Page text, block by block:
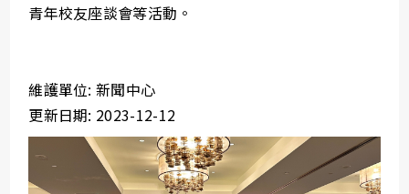
青年校友座談會等活動。
維護單位: 新聞中心
更新日期: 2023-12-12